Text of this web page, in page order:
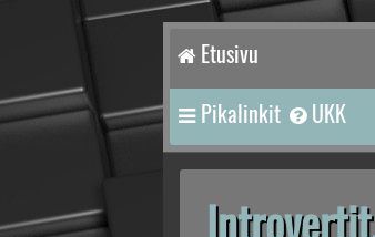
Etusivu
Pikalinkit UKK